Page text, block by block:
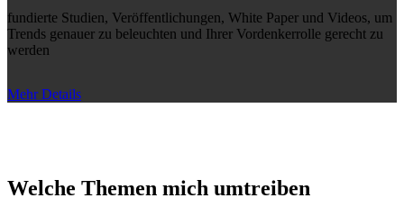
fundierte Studien, Veröffentlichungen, White Paper und Videos, um
Trends genauer zu beleuchten und Ihrer Vordenkerrolle gerecht zu
werden
Mehr Details
Welche Themen mich umtreiben